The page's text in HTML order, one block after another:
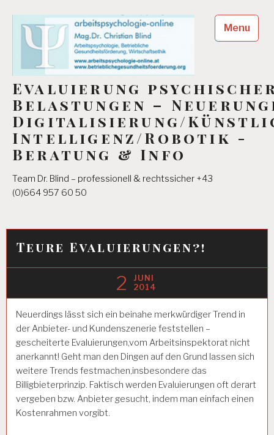
content
Evaluierung
Belastungen –
Digitalisierung/
Intelligenz/Robotik -
Beratung & Info
Team Dr. Blind – professionell & rechtssicher +43
(0)664 957 60 50
Menu
Teure Evaluierungen?!
2
JUNI
2014
Neuerdings lässt sich ein beinahe merkwürdiger Trend in
der Anbieter- und Kundenszenerie feststellen –
gescheiterte Evaluierungen,vom Arbeitsinspektorat nicht
anerkannt! Geht man den Dingen auf den Grund lassen sich
weitere Trends festmachen,insbesondere das
Billigbieterprinzip. Faktisch werden Evaluierungen oft derart
vergeben bzw. Anbieter gesucht, indem man einfach einen
Kostenrahmen vorgibt.